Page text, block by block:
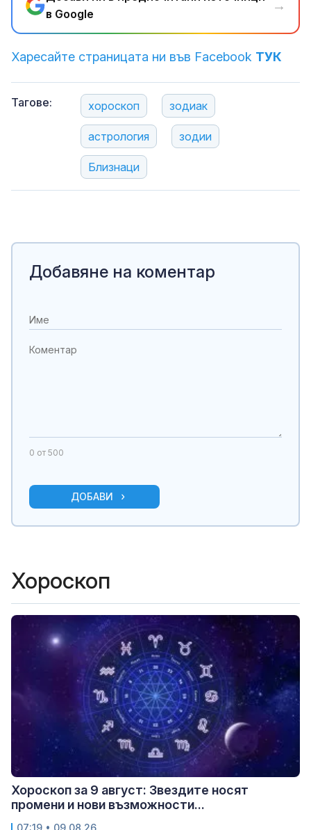
в Google
→
Харесайте страницата ни във Facebook ТУК
Тагове: хороскоп зодиак
астрология зодии
Близнаци
Добавяне на коментар
0 от 500
ДОБАВИ
Хороскоп
Хороскоп за 9 август: Звездите носят
промени и нови възможности...